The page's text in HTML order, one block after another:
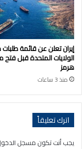
إيران تعلن عن قائمة
الولايات المتحدة قبل
هرمز
منذ 3 ساعات
اترك تعليقاً
يجب أنت تكون مسجل